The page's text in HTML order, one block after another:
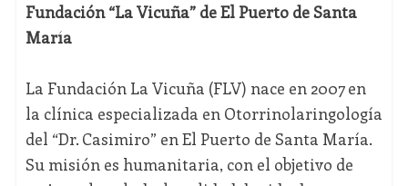
Fundación “La Vicuña” de El Puerto de Santa
María
La Fundación La Vicuña (FLV) nace en 2007 en
la clínica especializada en Otorrinolaringología
del “Dr. Casimiro” en El Puerto de Santa María.
Su misión es humanitaria, con el objetivo de